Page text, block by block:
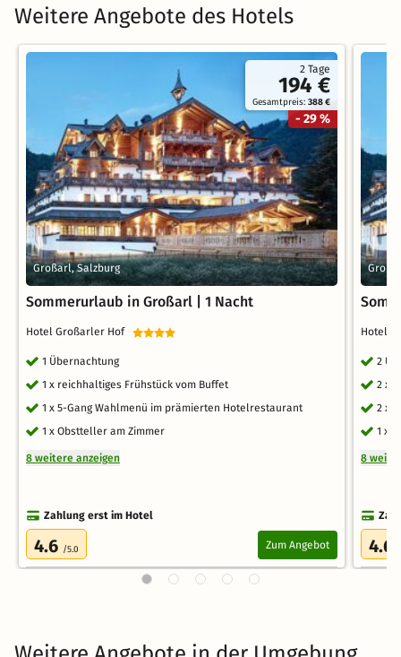
Weitere Angebote des Hotels
2 Tage
194 €
Gesamtpreis:388 €
- 29 %
Großarl, Salzburg
Sommerurlaub in Großarl | 1 Nacht
Hotel Großarler Hof
1 Übernachtung
1 x reichhaltiges Frühstück vom Buffet
1 x 5-Gang Wahlmenü im prämierten Hotelrestaurant
1 x Obstteller am Zimmer
8 weitere anzeigen
Zahlung erst im Hotel
4.6 /5.0 Zum Angebot
Hotel
2
2 x
2 x
1 x
8
4.6